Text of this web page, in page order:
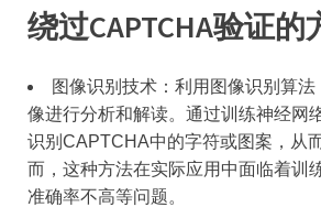
绕过CAPTCHA验证的
图像识别技术：利用图像识别算
像进行分析和解读。通过训练神经网
识别CAPTCHA中的字符或图案，从
而，这种方法在实际应用中面临着训
准确率不高等问题。